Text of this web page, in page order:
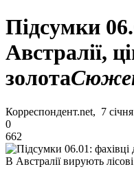
Підсумки
Австралії,
золота
Корреспондент.net, 7
0
662
В Австралії вирують